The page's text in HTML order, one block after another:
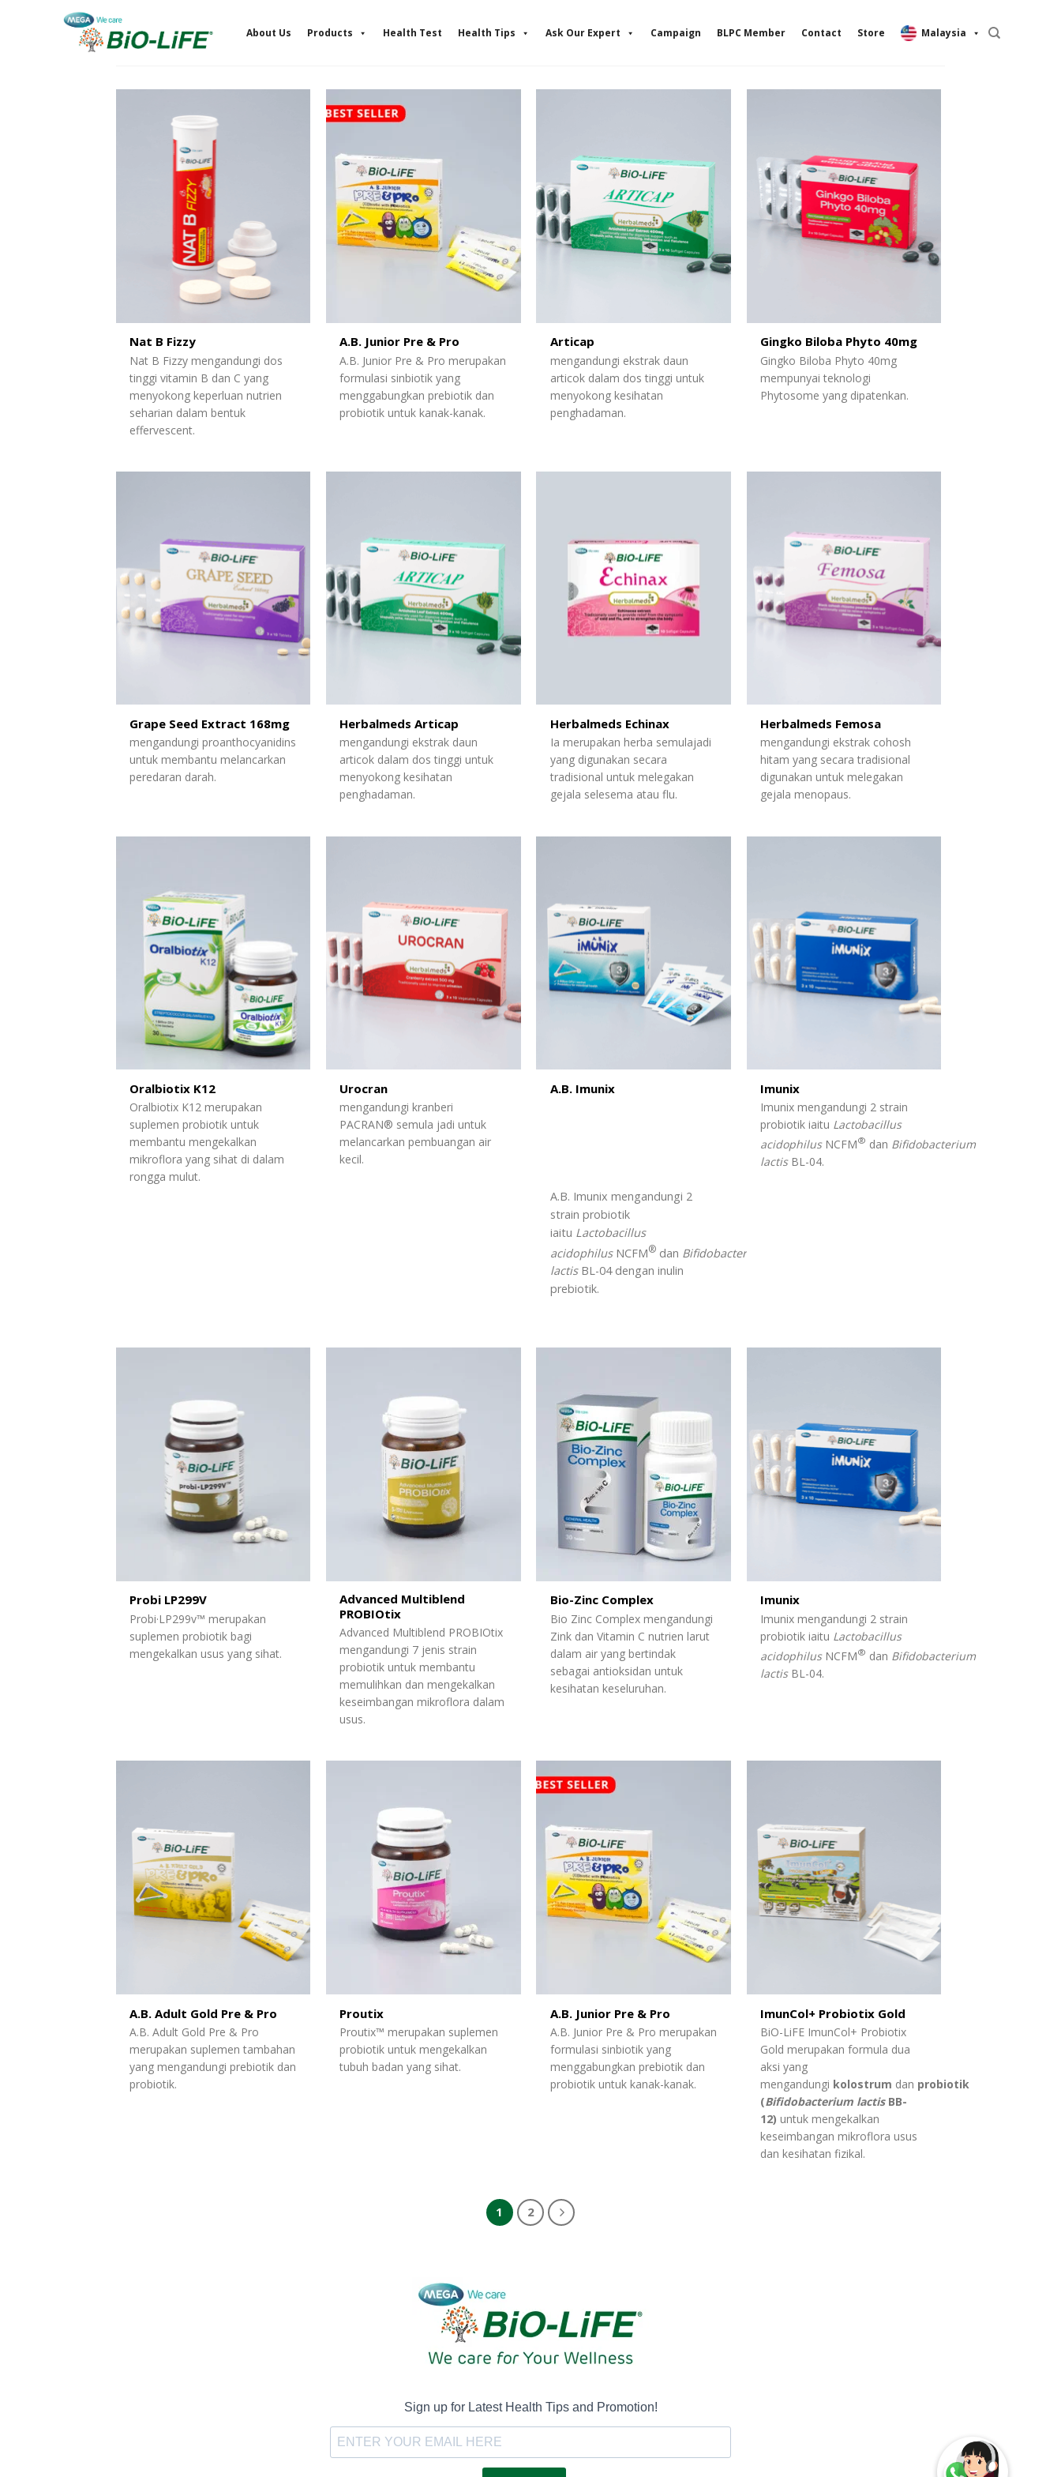
About Us Products Health Test Health Tips Ask Our Expert Campaign BLPC Member Contact Store Malaysia
Nat B Fizzy
Nat B Fizzy mengandungi dos
tinggi vitamin B dan C yang
menyokong keperluan nutrien
seharian dalam bentuk
effervescent.
A.B. Junior Pre & Pro
A.B. Junior Pre & Pro merupakan
formulasi sinbiotik yang
menggabungkan prebiotik dan
probiotik untuk kanak-kanak.
Articap
mengandungi ekstrak daun
articok dalam dos tinggi untuk
menyokong kesihatan
penghadaman.
Gingko Biloba Phyto 40mg
Gingko Biloba Phyto 40mg
mempunyai teknologi
Phytosome yang dipatenkan.
Grape Seed Extract 168mg
mengandungi proanthocyanidins
untuk membantu melancarkan
peredaran darah.
Herbalmeds Articap
mengandungi ekstrak daun
articok dalam dos tinggi untuk
menyokong kesihatan
penghadaman.
Herbalmeds Echinax
Ia merupakan herba semulajadi
yang digunakan secara
tradisional untuk melegakan
gejala selesema atau flu.
Herbalmeds Femosa
mengandungi ekstrak cohosh
hitam yang secara tradisional
digunakan untuk melegakan
gejala menopaus.
Oralbiotix K12
Oralbiotix K12 merupakan
suplemen probiotik untuk
membantu mengekalkan
mikroflora yang sihat di dalam
rongga mulut.
Urocran
mengandungi kranberi
PACRAN® semula jadi untuk
melancarkan pembuangan air
kecil.
A.B. Imunix
A.B. Imunix mengandungi 2
strain probiotik
iaitu Lactobacillus
acidophilusNCFM®dan Bifidobacterium
lactisBL-04 dengan inulin
prebiotik.
Imunix
Imunix mengandungi 2 strain
probiotik iaitu Lactobacillus
acidophilusNCFM® dan Bifidobacterium
lactisBL-04.
Probi LP299V
Probi·LP299v™ merupakan
suplemen probiotik bagi
mengekalkan usus yang sihat.
Advanced Multiblend
PROBIOtix
Advanced Multiblend PROBIOtix
mengandungi 7 jenis strain
probiotik untuk membantu
memulihkan dan mengekalkan
keseimbangan mikroflora dalam
usus.
Bio-Zinc Complex
Bio Zinc Complex mengandungi
Zink dan Vitamin C nutrien larut
dalam air yang bertindak
sebagai antioksidan untuk
kesihatan keseluruhan.
Imunix
Imunix mengandungi 2 strain
probiotik iaitu Lactobacillus
acidophilusNCFM® dan Bifidobacterium
lactisBL-04.
A.B. Adult Gold Pre & Pro
A.B. Adult Gold Pre & Pro
merupakan suplemen tambahan
yang mengandungi prebiotik dan
probiotik.
Proutix
Proutix™ merupakan suplemen
probiotik untuk mengekalkan
tubuh badan yang sihat.
A.B. Junior Pre & Pro
A.B. Junior Pre & Pro merupakan
formulasi sinbiotik yang
menggabungkan prebiotik dan
probiotik untuk kanak-kanak.
ImunCol+ Probiotix Gold
BiO-LiFE ImunCol+ Probiotix
Gold merupakan formula dua
aksi yang
mengandungi kolostrum dan probiotik
(Bifidobacterium lactisBB-
12) untuk mengekalkan
keseimbangan mikroflora usus
dan kesihatan fizikal.
1 2
Sign up for Latest Health Tips and Promotion!